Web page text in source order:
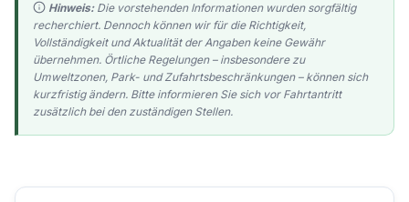
Hinweis:Die vorstehenden Informationen wurden sorgfältig
recherchiert. Dennoch können wir für die Richtigkeit,
Vollständigkeit und Aktualität der Angaben keine Gewähr
übernehmen. Örtliche Regelungen – insbesondere zu
Umweltzonen, Park- und Zufahrtsbeschränkungen – können sich
kurzfristig ändern. Bitte informieren Sie sich vor Fahrtantritt
zusätzlich bei den zuständigen Stellen.